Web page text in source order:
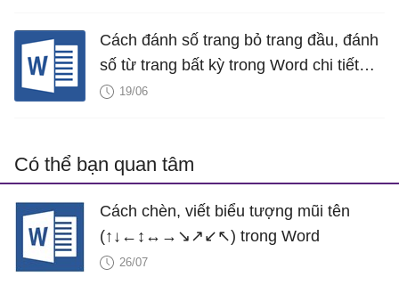
Cách đánh số trang bỏ trang đầu, đánh
số từ trang bất kỳ trong Word chi tiết
nhất19/06
Có thể bạn quan tâm
Cách chèn, viết biểu tượng mũi tên
(↑↓←↕↔→↘↗↙↖) trong Word
26/07